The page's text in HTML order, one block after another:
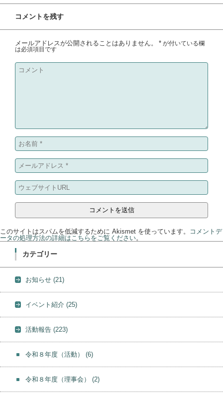
コメントを残す
メールアドレスが公開されることはありません。 * が付いている欄
は必須項目です
このサイトはスパムを低減するために Akismet を使っています。
コメントデ
ータの処理方法の詳細はこちらをご覧ください。
カテゴリー
お知らせ (21)
イベント紹介 (25)
活動報告 (223)
令和８年度（活動） (6)
令和８年度（理事会） (2)